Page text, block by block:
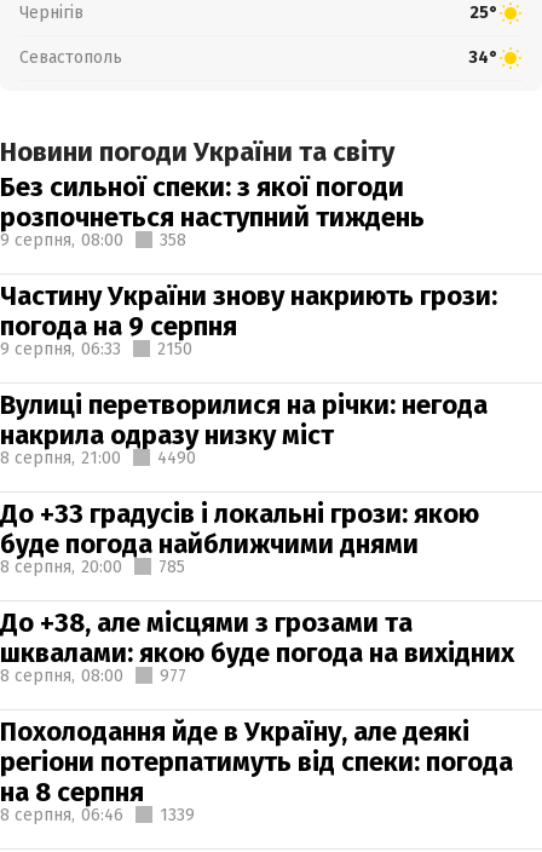
Чернігів 25°
Севастополь 34°
Новини погоди України та світу
Без сильної спеки: з якої погоди
розпочнеться наступний тиждень
9 серпня, 08:00 358
Частину України знову накриють грози:
погода на 9 серпня
9 серпня, 06:33 2150
Вулиці перетворилися на річки: негода
накрила одразу низку міст
8 серпня, 21:00 4490
До +33 градусів і локальні грози: якою
буде погода найближчими днями
8 серпня, 20:00 785
До +38, але місцями з грозами та
шквалами: якою буде погода на вихідних
8 серпня, 08:00 977
Похолодання йде в Україну, але деякі
регіони потерпатимуть від спеки: погода
на 8 серпня
8 серпня, 06:46 1339